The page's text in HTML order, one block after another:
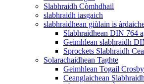
Slabhraidh Còmhdhail
slabhraidh iasgaich
slabhraidhean giùlain is
Slabhraidhean DIN 764
Geimhlean slabhraidh
Sprockets Slabhraidh
Solarachaidhean Taghte
Geimhlean Togail Crosby
Ceanglaichean